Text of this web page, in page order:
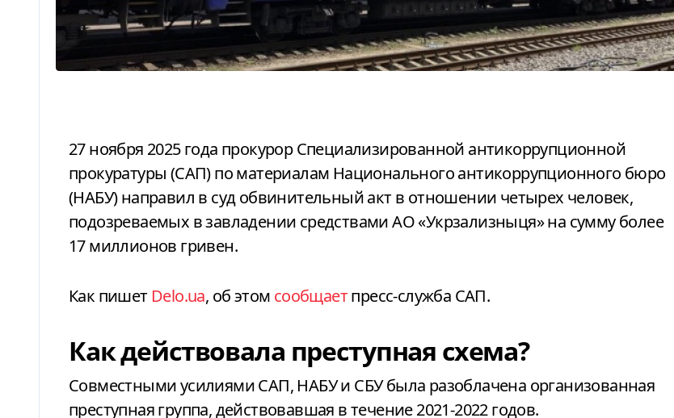
27 ноября 2025 года прокурор Специализированной антикоррупционной
прокуратуры (САП) по материалам Национального антикоррупционного бюро
(НАБУ) направил в суд обвинительный акт в отношении четырех человек,
подозреваемых в завладении средствами АО «Укрзализныця» на сумму более
17 миллионов гривен.
Как пишет Delo.ua, об этом сообщаетпресс-служба САП.
Как действовала преступная схема?
Совместными усилиями САП, НАБУ и СБУ была разоблачена организованная
преступная группа, действовавшая в течение 2021-2022 годов.